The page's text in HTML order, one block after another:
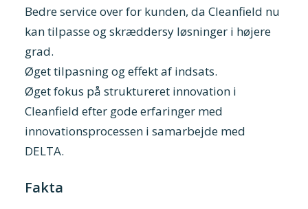
Bedre service over for kunden, da Cleanfield nu
kan tilpasse og skræddersy løsninger i højere
grad.
Øget tilpasning og effekt af indsats.
Øget fokus på struktureret innovation i
Cleanfield efter gode erfaringer med
innovationsprocessen i samarbejde med
DELTA.
Fakta